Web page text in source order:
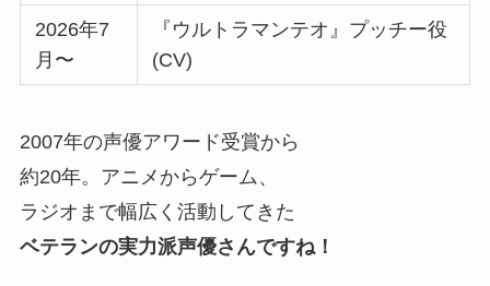
2026年7
月〜
『ウルトラマンテオ』プッチー役
(CV)
2007年の声優アワード受賞から
約20年。アニメからゲーム、
ラジオまで幅広く活動してきた
ベテランの実力派声優さんですね！